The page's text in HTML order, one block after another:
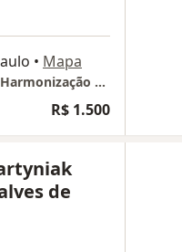
• Mapa
Ory Clínica - Odontologia estética e Harmonização Facial
R$ 1.500
de